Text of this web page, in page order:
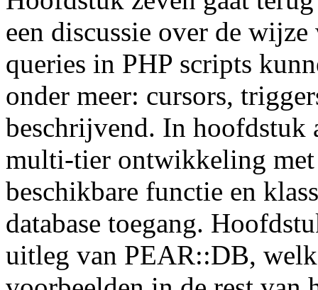
een discussie over de
queries in PHP scripts
onder meer: cursors,
beschrijvend. In hoofdstuk
multi-tier ontwikkeling met
beschikbare functie en
database toegang.
uitleg van PEAR::DB,